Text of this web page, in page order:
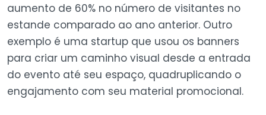
aumento de 60% no número de visitantes no
estande comparado ao ano anterior. Outro
exemplo é uma startup que usou os banners
para criar um caminho visual desde a entrada
do evento até seu espaço, quadruplicando o
engajamento com seu material promocional.